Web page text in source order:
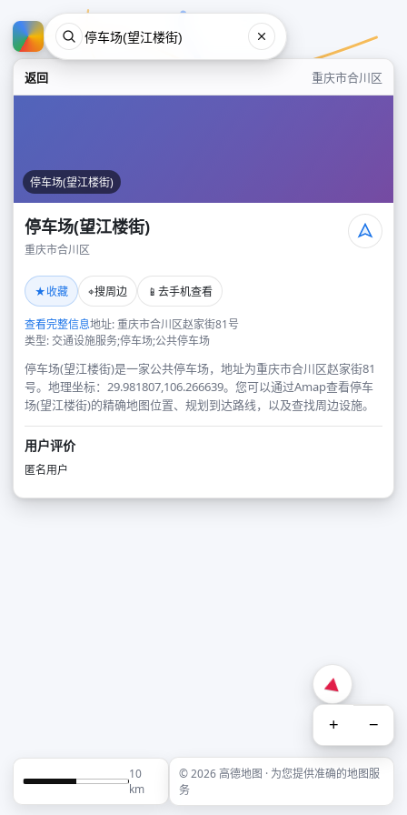
返回 重庆市合川区
停车场(望江楼街)
停车场(望江楼街)
重庆市合川区
★收藏 ⌖搜周边 📱 去手机查看
查看完整信息地址: 重庆市合川区赵家街81号
类型: 交通设施服务;停车场;公共停车场
停车场(望江楼街)是一家公共停车场，地址为重庆市合川区赵家街81
号。地理坐标：29.981807,106.266639。您可以通过Amap查看停车
场(望江楼街)的精确地图位置、规划到达路线，以及查找周边设施。
用户评价
匿名用户
+ −
10
km
© 2026 高德地图 · 为您提供准确的地图服
务